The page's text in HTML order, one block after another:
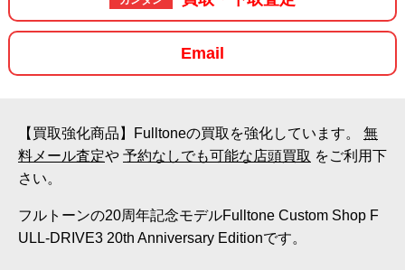
Email
【買取強化商品】Fulltoneの買取を強化しています。 無
料メール査定や 予約なしでも可能な店頭買取 をご利用下
さい。
フルトーンの20周年記念モデルFulltone Custom Shop F
ULL-DRIVE3 20th Anniversary Editionです。